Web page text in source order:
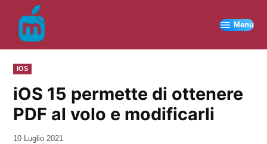
contenuto
Menu
PUBBLICATO
IN
IOS
iOS 15 permette di ottenere
PDF al volo e modificarli
da
10 Luglio 2021